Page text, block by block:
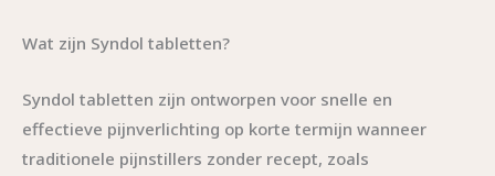
Wat zijn Syndol tabletten?
Syndol tabletten zijn ontworpen voor snelle en
effectieve pijnverlichting op korte termijn wanneer
traditionele pijnstillers zonder recept, zoals